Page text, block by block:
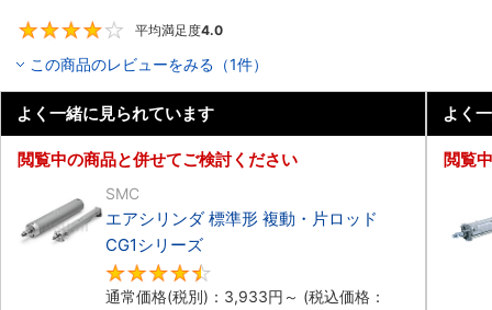
平均満足度4.0
この商品のレビューをみる（1件）
よく一緒に見られています
閲覧中の商品と併せてご検討ください
SMC
エアシリンダ 標準形 複動・片ロッド
CG1シリーズ
通常価格(税別)： 3,933円 ～ (税込価格：
よく
閲覧